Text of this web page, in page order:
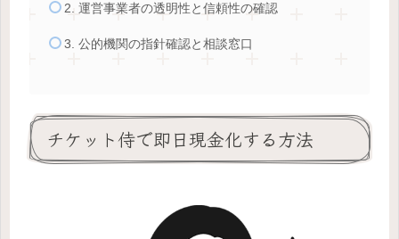
2. 運営事業者の透明性と信頼性の確認
3. 公的機関の指針確認と相談窓口
チケット侍で即日現金化する方法